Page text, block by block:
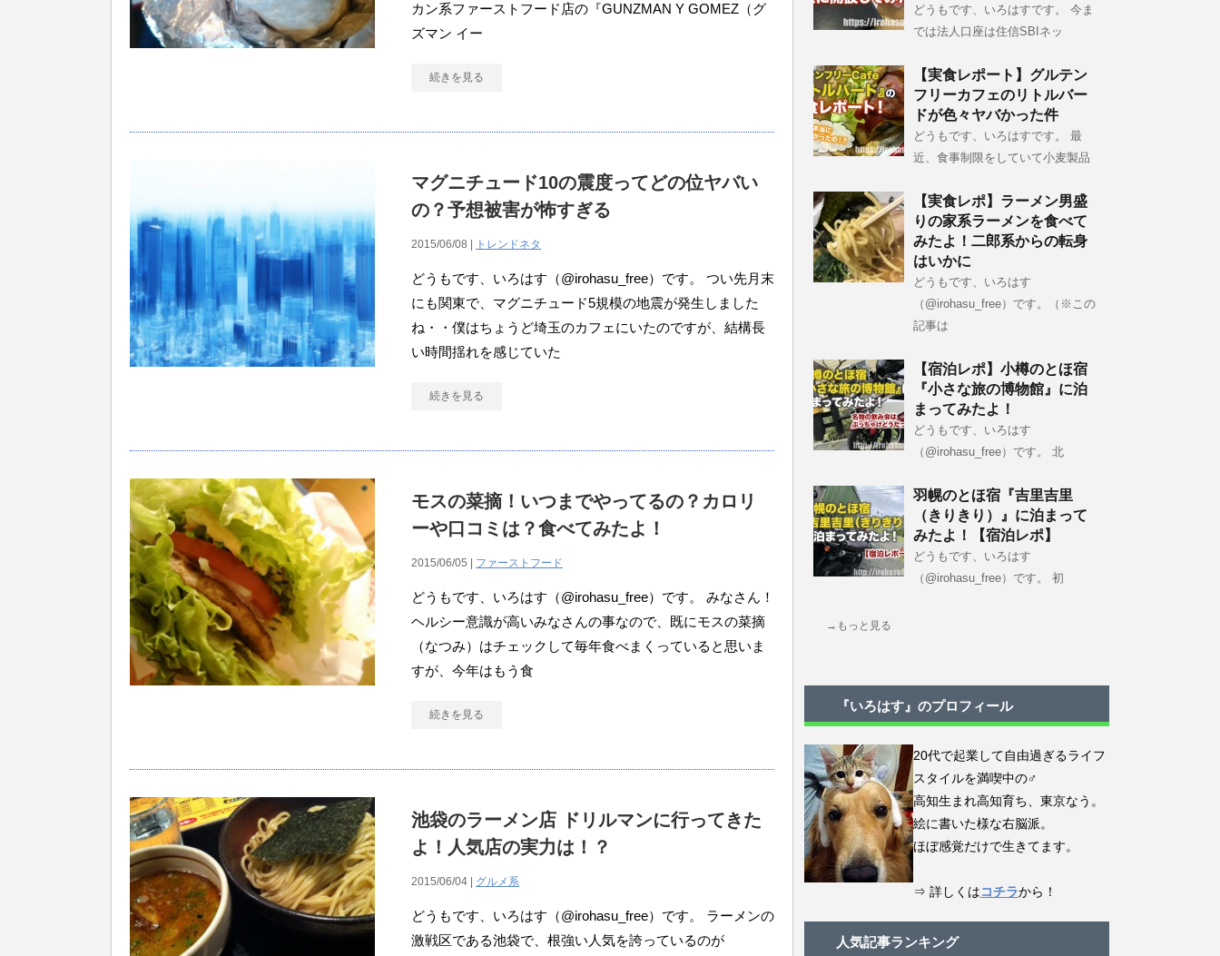
カン系ファーストフード店の『GUNZMAN Y GOMEZ（グ
ズマン イー
続きを見る
マグニチュード10の震度ってどの位ヤバい
の？予想被害が怖すぎる
2015/06/08 | トレンドネタ
どうもです、いろはす（@irohasu_free）です。 つい先月末
にも関東で、マグニチュード5規模の地震が発生しました
ね・・僕はちょうど埼玉のカフェにいたのですが、結構長
い時間揺れを感じていた
続きを見る
モスの菜摘！いつまでやってるの？カロリ
ーや口コミは？食べてみたよ！
2015/06/05 | ファーストフード
どうもです、いろはす（@irohasu_free）です。 みなさん！
ヘルシー意識が高いみなさんの事なので、既にモスの菜摘
（なつみ）はチェックして毎年食べまくっていると思いま
すが、今年はもう食
続きを見る
池袋のラーメン店 ドリルマンに行ってきた
よ！人気店の実力は！？
2015/06/04 | グルメ系
どうもです、いろはす（@irohasu_free）です。 ラーメンの
激戦区である池袋で、根強い人気を誇っているのが
どうもです、いろはすです。 今ま
では法人口座は住信SBIネッ
【実食レポート】グルテン
フリーカフェのリトルバー
ドが色々ヤバかった件
どうもです、いろはすです。 最
近、食事制限をしていて小麦製品
【実食レポ】ラーメン男盛
りの家系ラーメンを食べて
みたよ！二郎系からの転身
はいかに
どうもです、いろはす
（@irohasu_free）です。（※この
記事は
【宿泊レポ】小樽のとほ宿
『小さな旅の博物館』に泊
まってみたよ！
どうもです、いろはす
（@irohasu_free）です。 北
羽幌のとほ宿『吉里吉里
（きりきり）』に泊まって
みたよ！【宿泊レポ】
どうもです、いろはす
（@irohasu_free）です。 初
→もっと見る
『いろはす』のプロフィール
20代で起業して自由過ぎるライフ
スタイルを満喫中の♂
高知生まれ高知育ち、東京なう。
絵に書いた様な右脳派。
ほぼ感覚だけで生きてます。
⇒ 詳しくはコチラから！
人気記事ランキング